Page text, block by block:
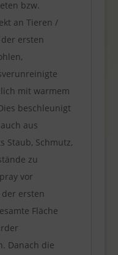
bzw.
an Tieren /
ersten
mit warmem
beschleunigt
aus
Staub, Schmutz,
zu
vor
ersten
Fläche
Danach die